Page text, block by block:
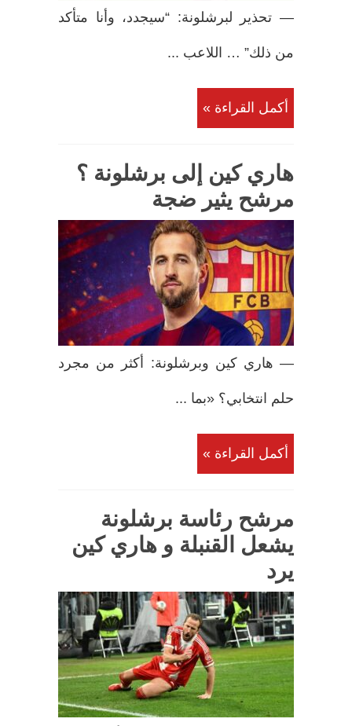
— تحذير لبرشلونة: “سيجدد، وأنا متأكد
من ذلك” … اللاعب ...
أكمل القراءة »
هاري كين إلى برشلونة ؟
مرشح يثير ضجة
— هاري كين وبرشلونة: أكثر من مجرد
حلم انتخابي؟ «بما ...
أكمل القراءة »
مرشح رئاسة برشلونة
يشعل القنبلة و هاري كين
يرد